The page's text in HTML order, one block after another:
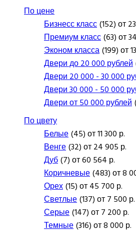
По цене
Бизнесс класс(152) от
Премиум класс(63) от
Эконом класса(199) от
Двери до 20 000 рублей
Двери 20 000 - 30 000
Двери 30 000 - 50 000
Двери от 50 000 рублей
По цвету
Белые(45) от 11 300 р.
Венге(32) от 24 905 р.
Дуб(7) от 60 564 р.
Коричневые(483) от 8
Орех(15) от 45 700 р.
Светлые(137) от 7 500 р.
Серые(147) от 7 200 р.
Темные(316) от 8 000 р.